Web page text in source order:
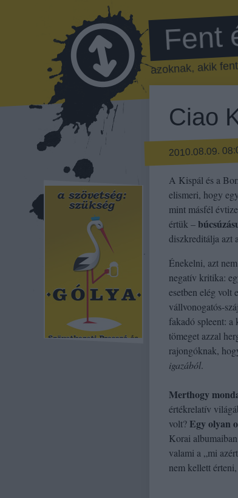
Fent
azoknak, akik
Ciao
2010.08.09.
A Kispál és a
elismeri, hogy
mint másfél
értük –
diszkreditálja azt
Énekelni, azt
negatív kritika:
esetben elég volt
vállvonogatós-
fakadó spleent: a
tömeget azzal
rajongóknak,
igazából.
Merthogy
értékrelatív
volt? Egy olyan
Korai
valami a „mi
nem kellett